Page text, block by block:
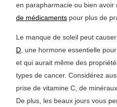
en parapharmacie ou bien avoir
de médicaments pour plus de
Le manque de soleil peut
D , une hormone essentielle
et qui aurait même des
types de cancer. Considérez
prise de vitamine C, de
De plus, les beaux jours vous